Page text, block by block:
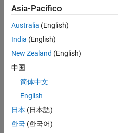
todos
empleos.
Si aun
así no
ninguna
vacante
que se
a sus
cualificaciones,
Asia-Pacífico
Australia (English)
India (English)
New Zealand (English)
中国
简体中文
English
日本 (日本語)
한국 (한국어)